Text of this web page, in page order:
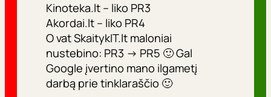
Kinoteka.lt – liko PR3
Akordai.lt – liko PR4
O vat SkaitykIT.lt maloniai
nustebino: PR3 -> PR5 🙂 Gal
Google įvertino mano ilgametį
darbą prie tinklaraščio 🙂